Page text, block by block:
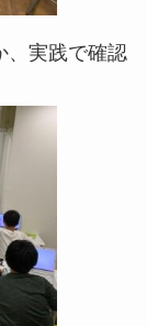
、実践で確認